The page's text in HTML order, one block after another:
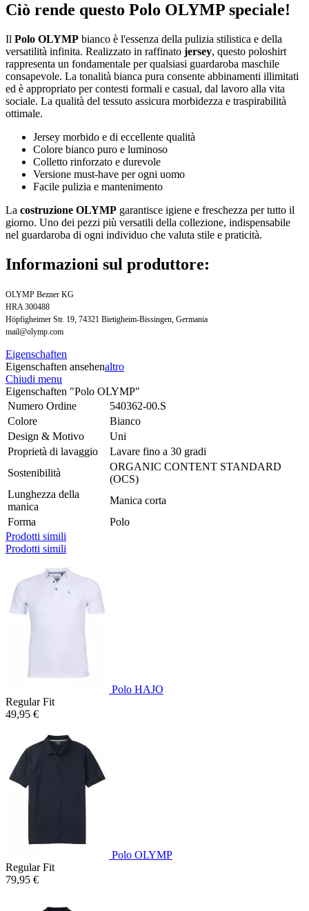
Ciò rende questo Polo OLYMP speciale!
Il Polo OLYMP bianco è l'essenza della pulizia stilistica e della
versatilità infinita. Realizzato in raffinato jersey, questo poloshirt
rappresenta un fondamentale per qualsiasi guardaroba maschile
consapevole. La tonalità bianca pura consente abbinamenti illimitati
ed è appropriato per contesti formali e casual, dal lavoro alla vita
sociale. La qualità del tessuto assicura morbidezza e traspirabilità
ottimale.
Jersey morbido e di eccellente qualità
Colore bianco puro e luminoso
Colletto rinforzato e durevole
Versione must-have per ogni uomo
Facile pulizia e mantenimento
La costruzione OLYMP garantisce igiene e freschezza per tutto il
giorno. Uno dei pezzi più versatili della collezione, indispensabile
nel guardaroba di ogni individuo che valuta stile e praticità.
Informazioni sul produttore:
OLYMP Bezner KG
HRA 300488
Höpfigheimer Str. 19, 74321 Bietigheim-Bissingen, Germania
mail@olymp.com
Eigenschaften
Eigenschaften ansehenaltro
Chiudi menu
Eigenschaften "Polo OLYMP"
Numero Ordine
540362-00.S
Colore
Bianco
Design & Motivo
Uni
Proprietà di lavaggio
Lavare fino a 30 gradi
Sostenibilità
ORGANIC CONTENT STANDARD
(OCS)
Lunghezza della
manica
Manica corta
Forma
Polo
Prodotti simili
Prodotti simili
Polo HAJO
Regular Fit
49,95 €
Polo OLYMP
Regular Fit
79,95 €